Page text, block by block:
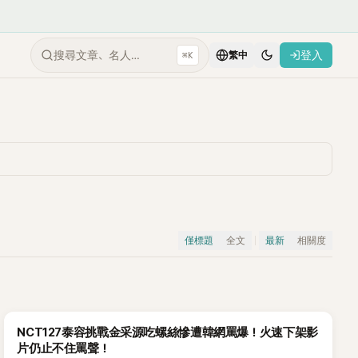
搜尋文章、名人… ⌘K 繁中 登入
僅標題 全文 最新 相關度
NCT127泰容挑戰金采源吃螺絲慘遭韓網罵爆！火速下架影
片仍止不住罵聲！